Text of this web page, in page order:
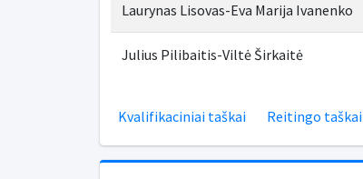
Laurynas Lisovas-Eva Marija Ivanenko
Julius Pilibaitis-Viltė Širkaitė
Kvalifikaciniai taškai Reitingo taškai